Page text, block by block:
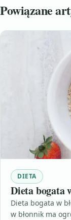
Powiązane
DIETA
Dieta bogata
Dieta bogata w
w błonnik ma